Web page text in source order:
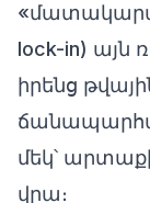
lock-in) այն
իրենց
մեկ՝
վրա։